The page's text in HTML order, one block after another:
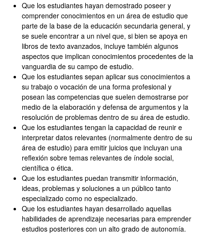
Que los estudiantes hayan demostrado poseer y
comprender conocimientos en un área de estudio que
parte de la base de la educación secundaria general, y
se suele encontrar a un nivel que, si bien se apoya en
libros de texto avanzados, incluye también algunos
aspectos que implican conocimientos procedentes de la
vanguardia de su campo de estudio.
Que los estudiantes sepan aplicar sus conocimientos a
su trabajo o vocación de una forma profesional y
posean las competencias que suelen demostrarse por
medio de la elaboración y defensa de argumentos y la
resolución de problemas dentro de su área de estudio.
Que los estudiantes tengan la capacidad de reunir e
interpretar datos relevantes (normalmente dentro de su
área de estudio) para emitir juicios que incluyan una
reflexión sobre temas relevantes de índole social,
científica o ética.
Que los estudiantes puedan transmitir información,
ideas, problemas y soluciones a un público tanto
especializado como no especializado.
Que los estudiantes hayan desarrollado aquellas
habilidades de aprendizaje necesarias para emprender
estudios posteriores con un alto grado de autonomía.